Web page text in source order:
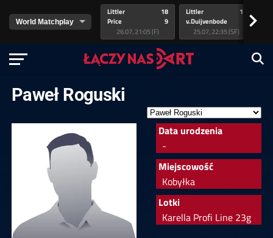
Littler
Price
18
9
26.07, 21:05 (F)
Littler
v.Duijvenbode
17
25.07, 22:35 (SF)
>
Paweł Roguski
Data urodzenia
-
Miejscowość
Kobyłka
Lotki
Karella Profi Line 23g